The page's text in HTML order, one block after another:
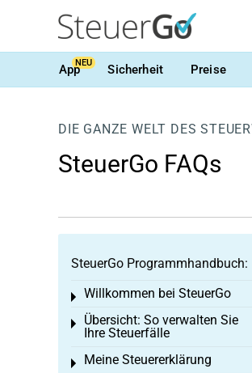
AppNEU Sicherheit Preise
DIE GANZE WELT DES
SteuerGo FAQs
SteuerGo Programmhandbuch:
Willkommen bei SteuerGo
Toggle menu
Übersicht: So verwalten Sie
Ihre Steuerfälle
Toggle menu
Meine Steuererklärung
Toggle menu